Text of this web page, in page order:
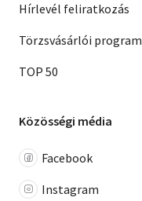
Hírlevél feliratkozás
Törzsvásárlói program
TOP 50
Közösségi média
Facebook
Instagram